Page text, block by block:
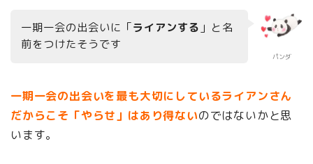
パンダ
一期一会の出会いに「ライアンする 」と名
前をつけたそうです
一期一会の出会いを最も大切にしているライアンさん
だからこそ「やらせ」はあり得ないのではないかと思
います。